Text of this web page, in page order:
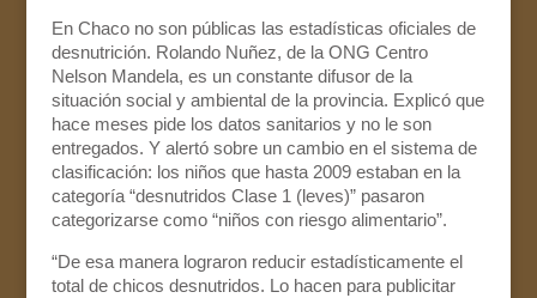
En Chaco no son públicas las estadísticas oficiales de
desnutrición. Rolando Nuñez, de la ONG Centro
Nelson Mandela, es un constante difusor de la
situación social y ambiental de la provincia. Explicó que
hace meses pide los datos sanitarios y no le son
entregados. Y alertó sobre un cambio en el sistema de
clasificación: los niños que hasta 2009 estaban en la
categoría “desnutridos Clase 1 (leves)” pasaron
categorizarse como “niños con riesgo alimentario”.
“De esa manera lograron reducir estadísticamente el
total de chicos desnutridos. Lo hacen para publicitar